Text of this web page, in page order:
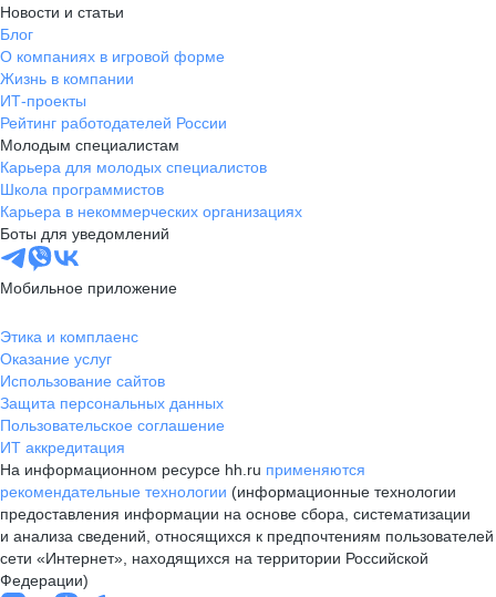
Новости и статьи
Блог
О компаниях в игровой форме
Жизнь в компании
ИТ-проекты
Рейтинг работодателей России
Молодым специалистам
Карьера для молодых специалистов
Школа программистов
Карьера в некоммерческих организациях
Боты для уведомлений
Мобильное приложение
Этика и комплаенс
Оказание услуг
Использование сайтов
Защита персональных данных
Пользовательское соглашение
ИТ аккредитация
На информационном ресурсе hh.ru применяются
рекомендательные технологии (информационные технологии
предоставления информации на основе сбора, систематизации
и анализа сведений, относящихся к предпочтениям пользователей
сети «Интернет», находящихся на территории Российской
Федерации)